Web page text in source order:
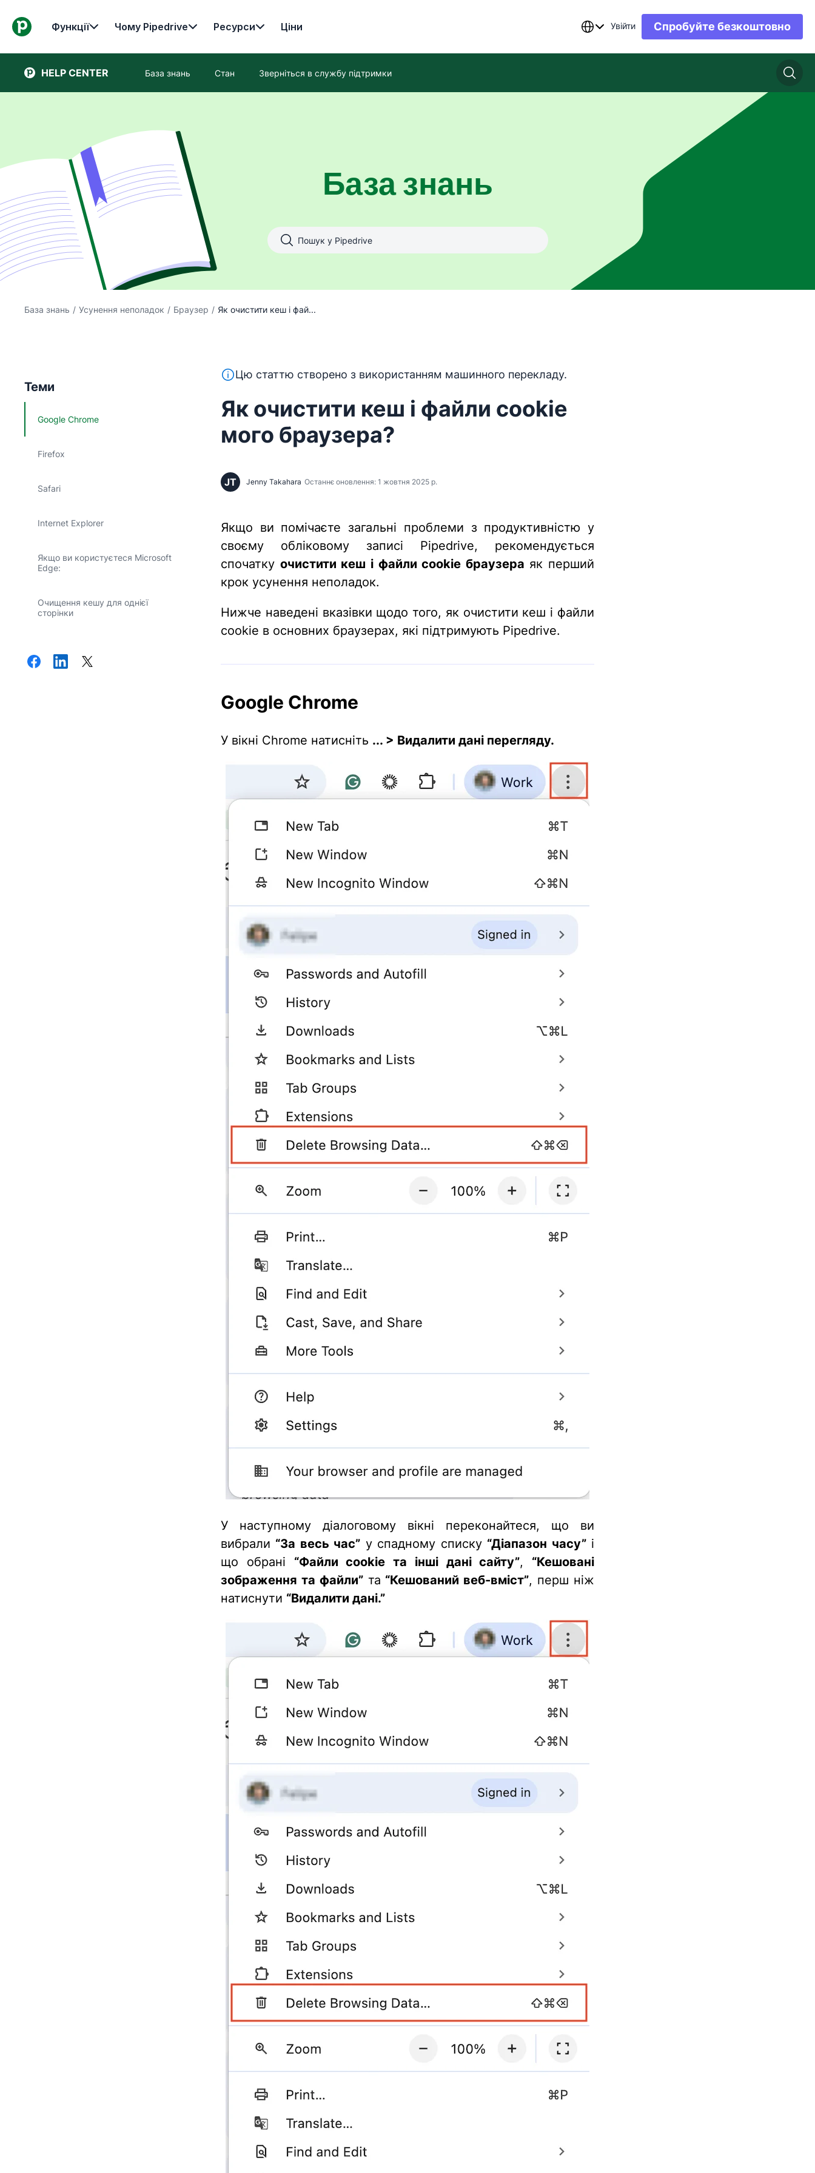
Функції Чому Pipedrive Ресурси Ціни Увійти Спробуйте безкоштовно
HELP CENTER База знань Стан Зверніться в службу підтримки
База знань
База знань / Усунення неполадок / Браузер / Як очистити кеш і фай...
Теми
Google Chrome
Firefox
Safari
Internet Explorer
Якщо ви користуєтеся Microsoft
Edge:
Очищення кешу для однієї
сторінки
Цей текст перекладено з англійської мови за допомогою програми машинного перекладу, тобто його не перевіряла
Цю статтю створено з використанням машинного перекладу.
Як очистити кеш і файли cookie
мого браузера?
JT Jenny Takahara Останнє оновлення: 1 жовтня 2025 р.
Якщо ви помічаєте загальні проблеми з продуктивністю у
своєму обліковому записі Pipedrive, рекомендується
спочатку очистити кеш і файли cookie браузера як перший
крок усунення неполадок.
Нижче наведені вказівки щодо того, як очистити кеш і файли
cookie в основних браузерах, які підтримують Pipedrive.
Google Chrome
У вікні Chrome натисніть ... > Видалити дані перегляду.
У наступному діалоговому вікні переконайтеся, що ви
вибрали “За весь час” у спадному списку “Діапазон часу”і
що обрані “Файли cookie та інші дані сайту”, “Кешовані
зображення та файли”та “Кешований веб-вміст”, перш ніж
натиснути “Видалити дані.”